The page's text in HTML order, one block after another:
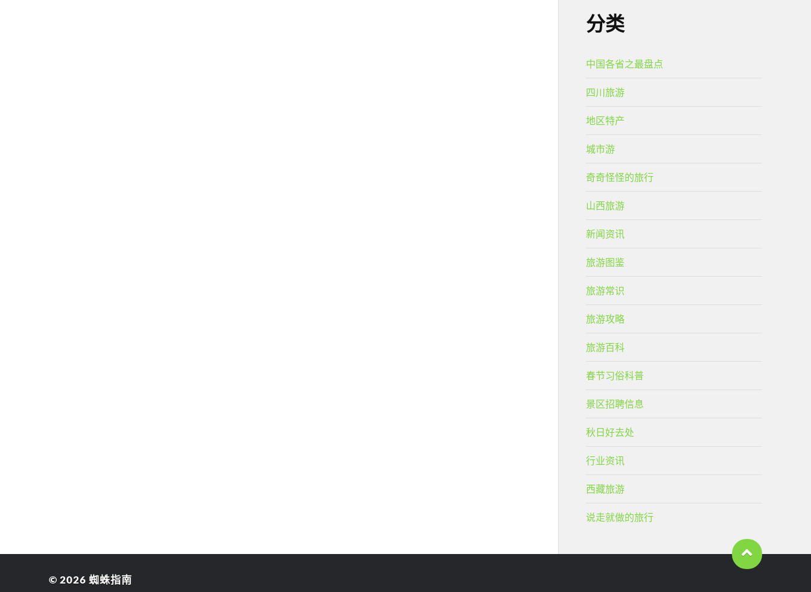
分类
中国各省之最盘点
四川旅游
地区特产
城市游
奇奇怪怪的旅行
山西旅游
新闻资讯
旅游图鉴
旅游常识
旅游攻略
旅游百科
春节习俗科普
景区招聘信息
秋日好去处
行业资讯
西藏旅游
说走就做的旅行
© 2026 蜘蛛指南